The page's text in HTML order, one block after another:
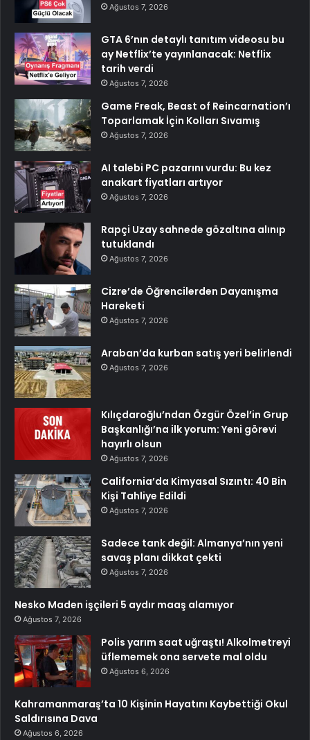
Ağustos 7, 2026
GTA 6’nın detaylı tanıtım videosu bu
ay Netflix’te yayınlanacak: Netflix
tarih verdi
Ağustos 7, 2026
Game Freak, Beast of Reincarnation’ı
Toparlamak İçin Kolları Sıvamış
Ağustos 7, 2026
AI talebi PC pazarını vurdu: Bu kez
anakart fiyatları artıyor
Ağustos 7, 2026
Rapçi Uzay sahnede gözaltına alınıp
tutuklandı
Ağustos 7, 2026
Cizre’de Öğrencilerden Dayanışma
Hareketi
Ağustos 7, 2026
Araban’da kurban satış yeri belirlendi
Ağustos 7, 2026
Kılıçdaroğlu’ndan Özgür Özel’in Grup
Başkanlığı’na ilk yorum: Yeni görevi
hayırlı olsun
Ağustos 7, 2026
California’da Kimyasal Sızıntı: 40 Bin
Kişi Tahliye Edildi
Ağustos 7, 2026
Sadece tank değil: Almanya’nın yeni
savaş planı dikkat çekti
Ağustos 7, 2026
Nesko Maden işçileri 5 aydır maaş alamıyor
Ağustos 7, 2026
Polis yarım saat uğraştı! Alkolmetreyi
üflememek ona servete mal oldu
Ağustos 6, 2026
Kahramanmaraş’ta 10 Kişinin Hayatını Kaybettiği Okul
Saldırısına Dava
Ağustos 6, 2026